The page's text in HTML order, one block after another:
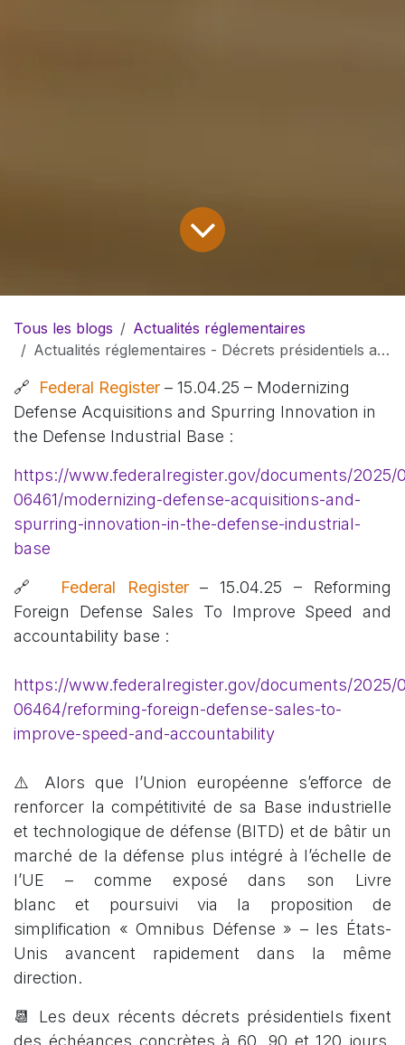
Tous les blogs
Actualités réglementaires
Actualités réglementaires - Décrets présidentiels américains - Industrie de défense
🔗 Federal Register – 15.04.25 – Modernizing
Defense Acquisitions and Spurring Innovation in
the Defense Industrial Base :
https://www.federalregister.gov/documents/2025/
06461/modernizing-defense-acquisitions-and-
spurring-innovation-in-the-defense-industrial-
base
🔗 Federal Register– 15.04.25 – Reforming
Foreign Defense Sales To Improve Speed and
accountability base :
https://www.federalregister.gov/documents/2025/
06464/reforming-foreign-defense-sales-to-
improve-speed-and-accountability
⚠️ Alors que l’Union européenne s’efforce de
renforcer la compétitivité de sa Base industrielle
et technologique de défense (BITD) et de bâtir un
marché de la défense plus intégré à l’échelle de
l’UE – comme exposé dans son Livre
blanc et poursuivi via la proposition de
simplification « Omnibus Défense » – les États-
Unis avancent rapidement dans la même
direction.
📆 Les deux récents décrets présidentiels fixent
des échéances concrètes à 60, 90 et 120 jours,